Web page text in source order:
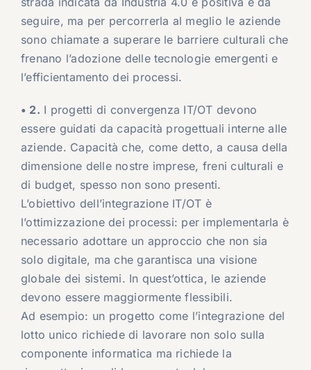
seguire, ma per percorrerla al meglio le aziende
sono chiamate a superare le barriere culturali che
frenano l’adozione delle tecnologie emergenti e
l’efficientamento dei processi.
• 2. I progetti di convergenza IT/OT devono
essere guidati da capacità progettuali interne alle
aziende. Capacità che, come detto, a causa della
dimensione delle nostre imprese, freni culturali e
di budget, spesso non sono presenti.
L’obiettivo dell’integrazione IT/OT è
l’ottimizzazione dei processi: per implementarla è
necessario adottare un approccio che non sia
solo digitale, ma che garantisca una visione
globale dei sistemi. In quest’ottica, le aziende
devono essere maggiormente flessibili.
Ad esempio: un progetto come l’integrazione del
lotto unico richiede di lavorare non solo sulla
componente informatica ma richiede la